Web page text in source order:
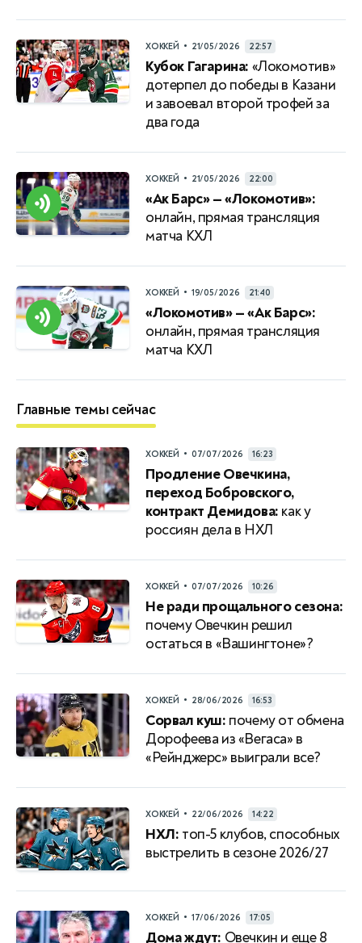
ХОККЕЙ • 21/05/2026 22:57
Кубок Гагарина: «Локомотив»
дотерпел до победы в Казани
и завоевал второй трофей за
два года
ХОККЕЙ • 21/05/2026 22:00
«Ак Барс» — «Локомотив»:
онлайн, прямая трансляция
матча КХЛ
ХОККЕЙ • 19/05/2026 21:40
«Локомотив» — «Ак Барс»:
онлайн, прямая трансляция
матча КХЛ
Главные темы сейчас
ХОККЕЙ • 07/07/2026 16:23
Продление Овечкина,
переход Бобровского,
контракт Демидова: как у
россиян дела в НХЛ
ХОККЕЙ • 07/07/2026 10:26
Не ради прощального сезона:
почему Овечкин решил
остаться в «Вашингтоне»?
ХОККЕЙ • 28/06/2026 16:53
Сорвал куш: почему от обмена
Дорофеева из «Вегаса» в
«Рейнджерс» выиграли все?
ХОККЕЙ • 22/06/2026 14:22
НХЛ: топ-5 клубов, способных
выстрелить в сезоне 2026/27
ХОККЕЙ • 17/06/2026 17:05
Дома ждут: Овечкин и еще 8